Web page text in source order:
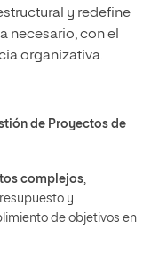
y redefine
necesario, con el
organizativa.
de Proyectos de
complejos,
y
de objetivos en